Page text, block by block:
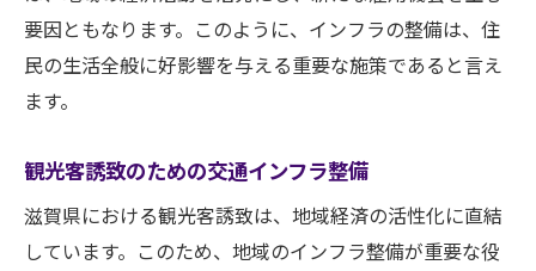
要因ともなります。このように、インフラの整備は、住
民の生活全般に好影響を与える重要な施策であると言え
ます。
観光客誘致のための交通インフラ整備
滋賀県における観光客誘致は、地域経済の活性化に直結
しています。このため、地域のインフラ整備が重要な役